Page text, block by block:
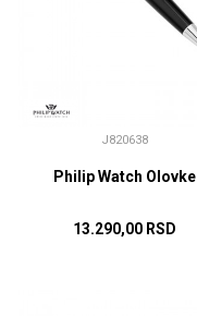
J820638
Philip Watch Olovke
13.290,00 RSD